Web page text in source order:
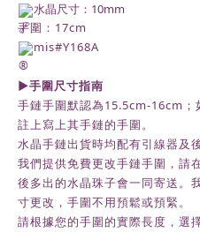
水晶尺寸：10mm
手圍：17cm
mis#Y168A
►手圍尺寸指南
手鏈手圍默認為15.5cm-16cm
註上寫上其手鏈的手圍。
水晶手鏈出貨時均配有引線器及
我們提供免費更改手鏈手圍，請
後多出的水晶珠子會一同寄送。
寸更改，手圍不用預鬆或預緊。
請根據您的手圍的實際長度，選